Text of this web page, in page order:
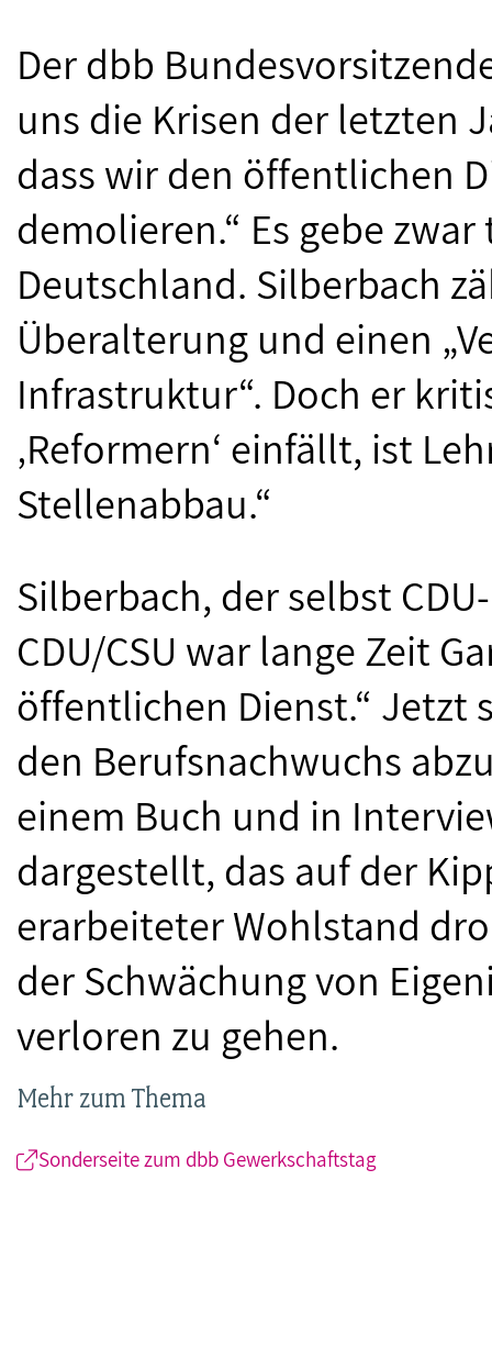
Der dbb
uns die Krisen der letzten
dass wir den öffentlichen
demolieren.“ Es gebe
Deutschland. Silberbach
Überalterung und einen
Infrastruktur“. Doch er
‚Reformern‘ einfällt, ist
Stellenabbau.“
Silberbach, der selbst
CDU/CSU war lange Zeit
öffentlichen Dienst.“ Jetzt
den Berufsnachwuchs
einem Buch und in
dargestellt, das auf der
erarbeiteter Wohlstand
der Schwächung von
verloren zu gehen.
Mehr zum Thema
Sonderseite zum dbb Gewerkschaftstag